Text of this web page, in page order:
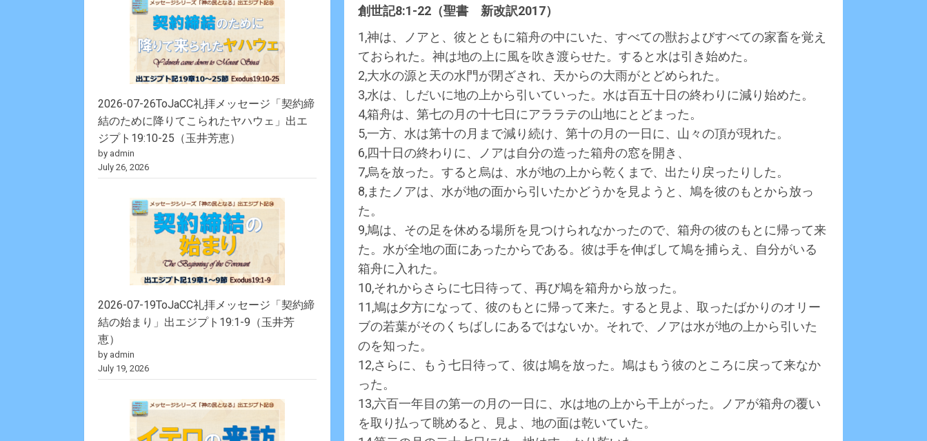
創世記8:1-22（聖書 新改訳2017）
1,神は、ノアと、彼とともに箱舟の中にいた、すべての獣およびすべての家畜を覚え
ておられた。神は地の上に風を吹き渡らせた。すると水は引き始めた。
2,大水の源と天の水門が閉ざされ、天からの大雨がとどめられた。
3,水は、しだいに地の上から引いていった。水は百五十日の終わりに減り始めた。
4,箱舟は、第七の月の十七日にアララテの山地にとどまった。
5,一方、水は第十の月まで減り続け、第十の月の一日に、山々の頂が現れた。
6,四十日の終わりに、ノアは自分の造った箱舟の窓を開き、
7,烏を放った。すると烏は、水が地の上から乾くまで、出たり戻ったりした。
8,またノアは、水が地の面から引いたかどうかを見ようと、鳩を彼のもとから放っ
た。
9,鳩は、その足を休める場所を見つけられなかったので、箱舟の彼のもとに帰って来
た。水が全地の面にあったからである。彼は手を伸ばして鳩を捕らえ、自分がいる
箱舟に入れた。
10,それからさらに七日待って、再び鳩を箱舟から放った。
11,鳩は夕方になって、彼のもとに帰って来た。すると見よ、取ったばかりのオリー
ブの若葉がそのくちばしにあるではないか。それで、ノアは水が地の上から引いた
のを知った。
12,さらに、もう七日待って、彼は鳩を放った。鳩はもう彼のところに戻って来なか
った。
13,六百一年目の第一の月の一日に、水は地の上から干上がった。ノアが箱舟の覆い
を取り払って眺めると、見よ、地の面は乾いていた。
2026-07-26ToJaCC礼拝メッセージ「契約締
結のために降りてこられたヤハウェ」出エ
ジプト19:10-25（玉井芳恵）
by admin
July 26, 2026
2026-07-19ToJaCC礼拝メッセージ「契約締
結の始まり」出エジプト19:1-9（玉井芳
恵）
by admin
July 19, 2026